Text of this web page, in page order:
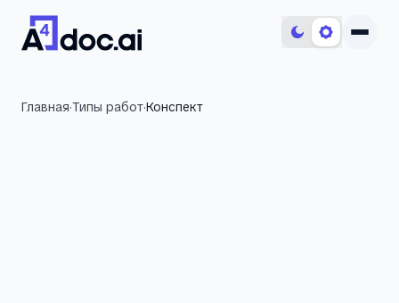
Главная·Типы работ·Конспект